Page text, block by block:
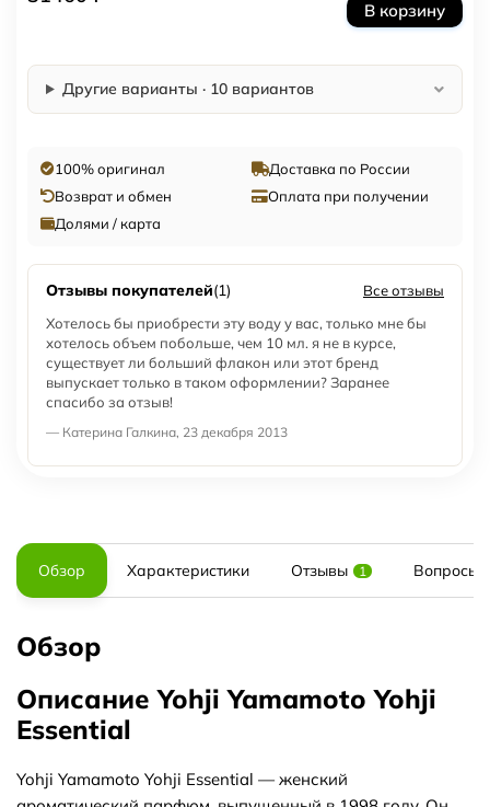
В корзину
Другие варианты · 10 вариантов
100% оригинал
Доставка по России
Возврат и обмен
Оплата при получении
Долями / карта
Отзывы покупателей(1)
Все отзывы
Хотелось бы приобрести эту воду у вас, только мне бы
хотелось объем побольше, чем 10 мл. я не в курсе,
существует ли больший флакон или этот бренд
выпускает только в таком оформлении? Заранее
спасибо за отзыв!
— Катерина Галкина, 23 декабря 2013
Обзор Характеристики Отзывы 1 Вопросы
Обзор
Описание Yohji Yamamoto Yohji
Essential
Yohji Yamamoto Yohji Essential — женский